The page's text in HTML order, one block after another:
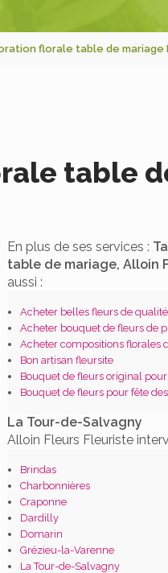
florale table de mariage
table
En plus de ses services :
table de mariage, Alloin
aussi :
Acheter belles fleurs de qualité
Acheter bouquet de fleurs de
Acheter compositions florales
Bon artisan fleursite
Bouquet de fleurs original
Bouquet de fleurs pour fête
La Tour-de-Salvagny
Alloin Fleurs Fleuriste
Brindas
Charbonnières
Craponne
Dardilly
Domarin
Grézieu-la-Varenne
La Tour-de-Salvagny